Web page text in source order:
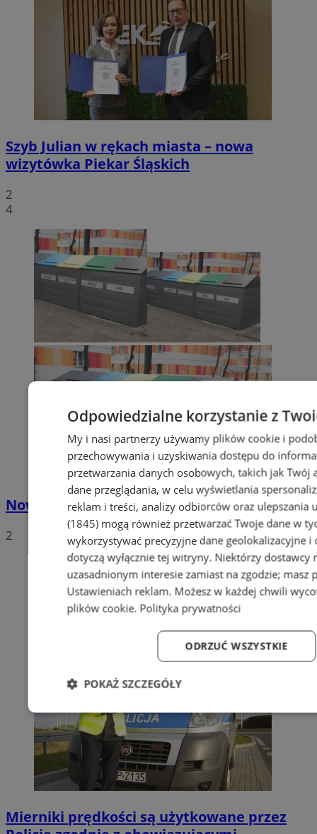
Szyb Julian w rękach miasta – nowa
wizytówka Piekar Śląskich
2
4
Nowe stawki za odbiór odpadów
2
Mierniki prędkości są użytkowane przez
Odpowiedzialne korzystanie z
My i nasi partnerzy używamy plików cookie i
przechowywania i uzyskiwania dostępu do
przetwarzania danych osobowych, takich jak
dane przeglądania, w celu wyświetlania
reklam i treści, analizy odbiorców oraz ulepszania
(1845)mogą również przetwarzać Twoje dane w
wykorzystywać precyzyjne dane geolokalizacyjne
dotyczą wyłącznie tej witryny. Niektórzy dostawcy
uzasadnionym interesie zamiast na zgodzie; masz
Ustawieniach reklam. Możesz w każdej chwili
plików cookie. Polityka prywatności
ODRZUĆ WSZYSTKIE
POKAŻ SZCZEGÓŁY
Niezbędne Wydajność Targetowanie
Niezbędne Wydajność Targetowanie